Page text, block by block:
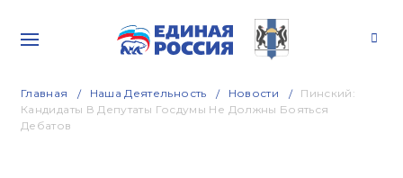
Главная Наша Деятельность Новости
Пинский:
Кандидаты В Депутаты Госдумы Не Должны Бояться
Дебатов